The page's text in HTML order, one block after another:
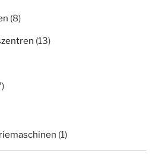
(8)
(13)
(1)